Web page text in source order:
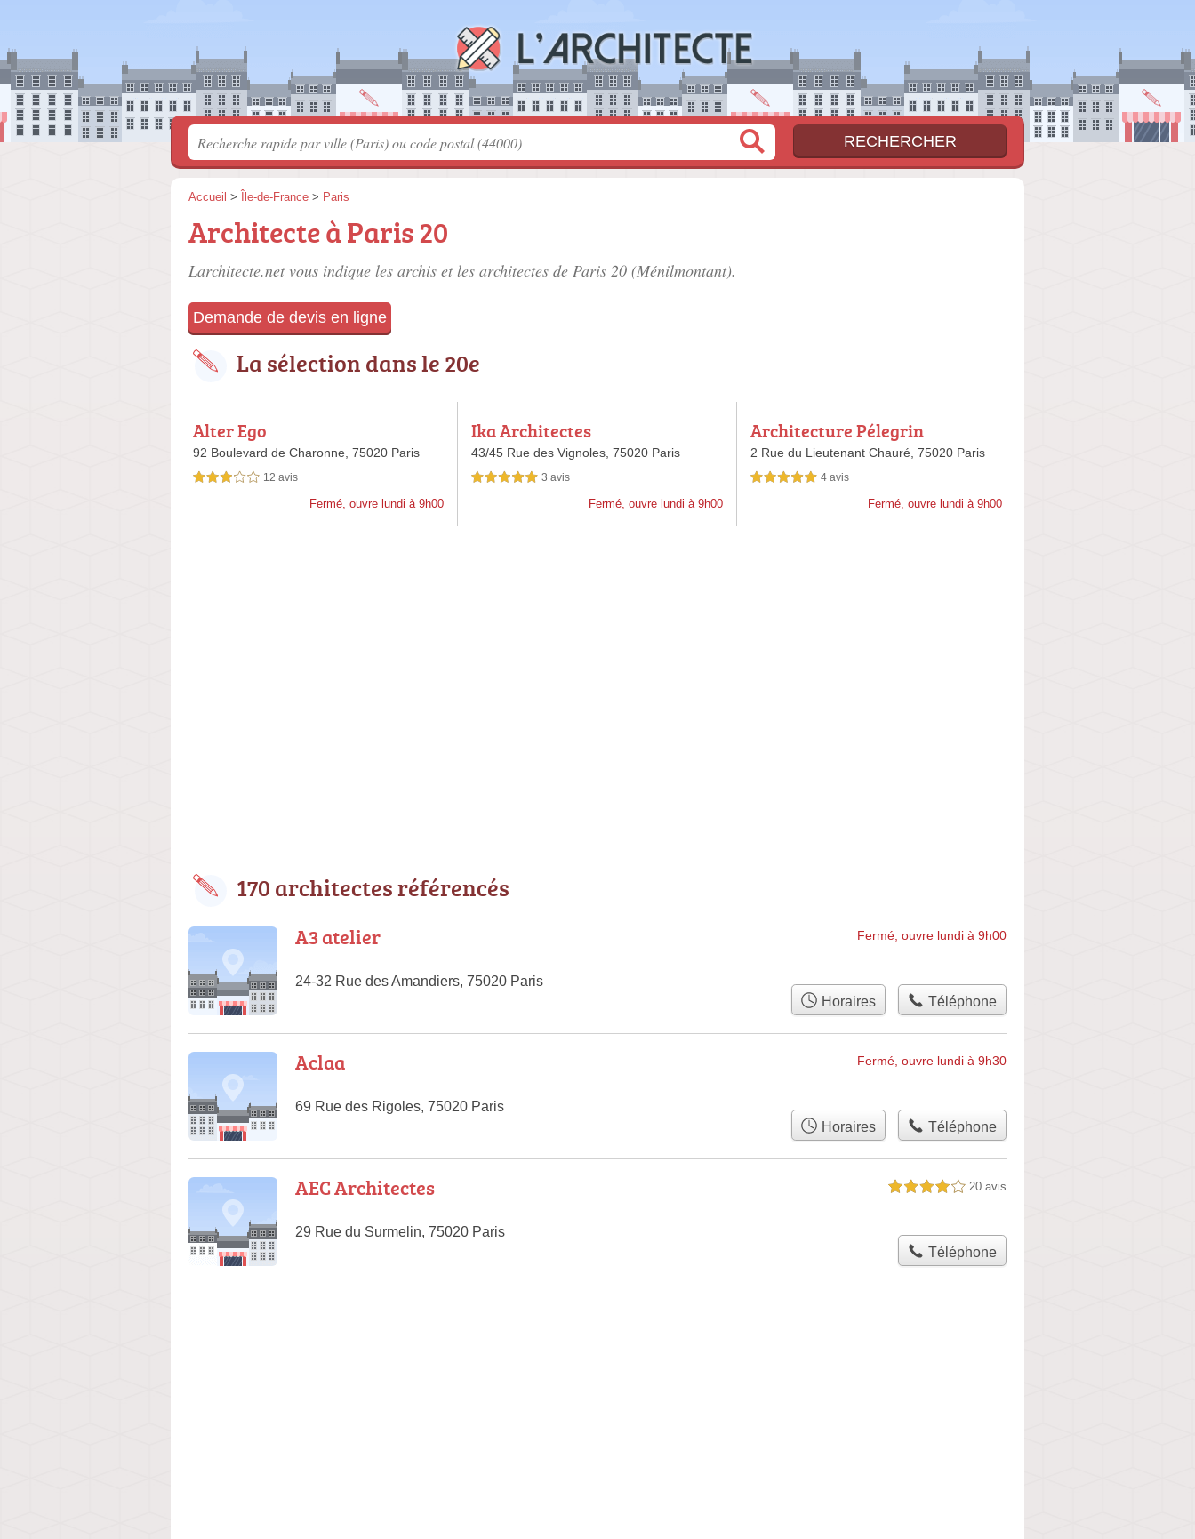
Accueil > Île-de-France > Paris
Architecte à Paris 20
Larchitecte.net vous indique les archis et les architectes de Paris 20 (Ménilmontant).
Demande de devis en ligne
La sélection dans le 20e
Alter Ego
92 Boulevard de Charonne, 75020 Paris
3,0 étoiles sur 5 12 avis
Fermé, ouvre lundi à 9h00
Ika Architectes
43/45 Rue des Vignoles,75020 Paris
5,0 étoiles sur 5 3 avis
Fermé, ouvre lundi à 9h00
Architecture Pélegrin
2 Rue du Lieutenant Chauré, 75020 Paris
5,0 étoiles sur 5 4 avis
Fermé, ouvre lundi à 9h00
170 architectes référencés
A3 atelier
24-32 Rue des Amandiers, 75020 Paris
Fermé, ouvre lundi à 9h00
Horaires Téléphone
Aclaa
69 Rue des Rigoles, 75020 Paris
Fermé, ouvre lundi à 9h30
Horaires Téléphone
AEC Architectes
29 Rue du Surmelin, 75020 Paris
4,0 étoiles sur 5 20 avis
Téléphone